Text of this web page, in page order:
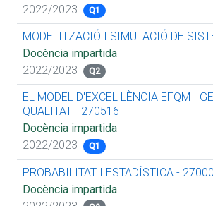
2022/2023
Q1
MODELITZACIÓ I SIMULACIÓ DE
Docència impartida
2022/2023
Q2
EL MODEL D'EXCEL·LÈNCIA EFQM I
QUALITAT - 270516
Docència impartida
2022/2023
Q1
PROBABILITAT I ESTADÍSTICA -
Docència impartida